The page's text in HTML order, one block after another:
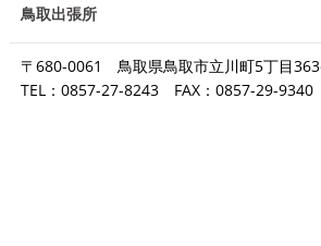
鳥取出張所
〒680-0061 鳥取県鳥取市立川町5丁目
TEL：0857-27-8243 FAX：0857-29-9340